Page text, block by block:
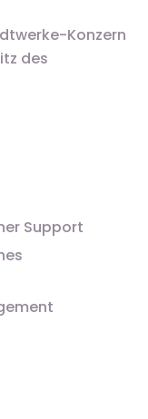
Konzern
des
Support